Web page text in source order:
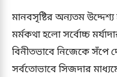
মানবসৃষ্টির অন্যতম
মর্মকথা হলো সর্বোচ্চ
বিনীতভাবে নিজেকে সঁপে
সর্বতোভাবে সিজদার